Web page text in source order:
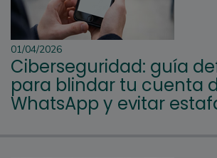
01/04/2026
Ciberseguridad: guía
para blindar tu cuenta
WhatsApp y evitar